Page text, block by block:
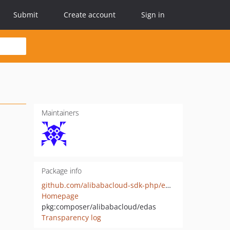
Submit Create account Sign in
Maintainers
Package info
github.com/alibabacloud-sdk-php/edas
Homepage
pkg:composer/alibabacloud/edas
Transparency log